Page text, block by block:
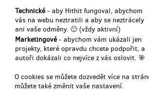
Technické- aby Hithit fungoval, abychom
vás na webu neztratili a aby se neztrácely
ani vaše odměny. 🙂 (vždy aktivní)
Marketingové- abychom vám ukázali jen
projekty, které opravdu chcete podpořit, a
autoři dokázali co nejvíce z vás oslovit. 🎯
O cookies se můžete dozvedět více na
můžete také změnit vaše nastavení.
Najdete nás na